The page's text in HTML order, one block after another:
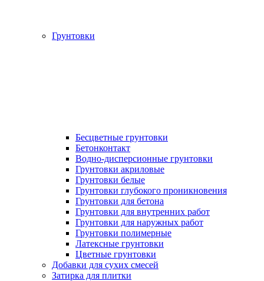
Грунтовки
Бесцветные грунтовки
Бетонконтакт
Водно-дисперсионные грунтовки
Грунтовки акриловые
Грунтовки белые
Грунтовки глубокого проникновения
Грунтовки для бетона
Грунтовки для внутренних работ
Грунтовки для наружных работ
Грунтовки полимерные
Латексные грунтовки
Цветные грунтовки
Добавки для сухих смесей
Затирка для плитки